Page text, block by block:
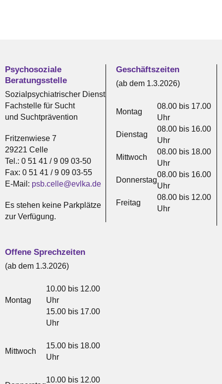
Psychosoziale
Beratungsstelle
Sozialpsychiatrischer Dienst
Fachstelle für Sucht
und Suchtprävention
Fritzenwiese 7
29221 Celle
Tel.: 0 51 41 / 9 09 03-50
Fax: 0 51 41 / 9 09 03-55
E-Mail: psb.celle@evlka.de
Es stehen keine Parkplätze
zur Verfügung.
Geschäftszeiten
(ab dem 1.3.2026)
Montag
08.00 bis 17.00
Uhr
Dienstag
08.00 bis 16.00
Uhr
Mittwoch
08.00 bis 18.00
Uhr
Donnerstag
08.00 bis 16.00
Uhr
Freitag
08.00 bis 12.00
Uhr
Offene Sprechzeiten
(ab dem 1.3.2026)
Montag
10.00 bis 12.00
Uhr
15.00 bis 17.00
Uhr
Mittwoch
15.00 bis 18.00
Uhr
10.00 bis 12.00